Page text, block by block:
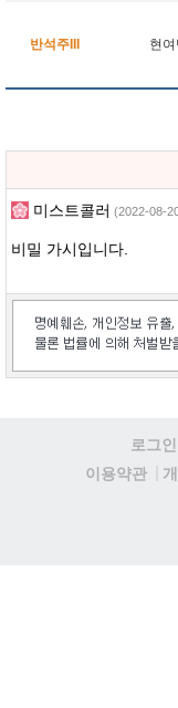
반석주III 현
미스트콜러 (2022-08-
비밀 가시입니다.
로그인
이용약관